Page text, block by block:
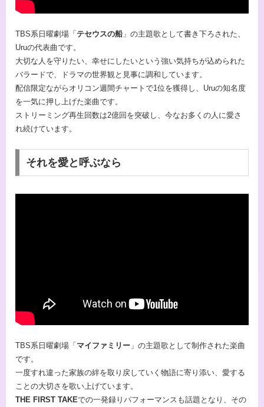
TBS系日曜劇場「 テセウスの船 」の主題歌として書き下ろされた、
Uruの代表曲です。
大切な人を守りたい、幸せにしたいという強い気持ちが込められた
バラードで、ドラマの世界観と見事に調和しています。
配信限定ながらオリコン週間チャートで1位を獲得し、Uruの知名度
を一気に押し上げた楽曲です。
ストリーミング再生回数は2億回を突破し、今なお多くの人に愛さ
れ続けています。
それを愛と呼ぶなら
TBS系日曜劇場「 マイファミリー 」の主題歌として制作された楽曲
です。
一度すれ違った家族の絆を取り戻していく物語に寄り添い、愛する
ことの大切さを歌い上げています。
THE FIRST TAKEでの一発録りパフォーマンスも話題となり、その